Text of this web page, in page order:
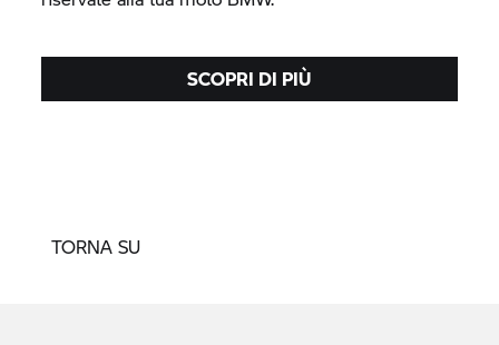
SCOPRI DI PIÙ
TORNA SU